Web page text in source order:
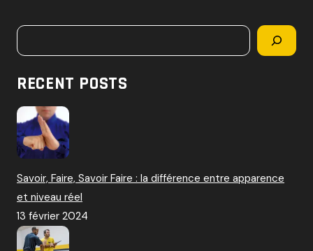
r
Rechercher
RECENT POSTS
Savoir, Faire, Savoir Faire : la différence entre apparence
et niveau réel
13 février 2024